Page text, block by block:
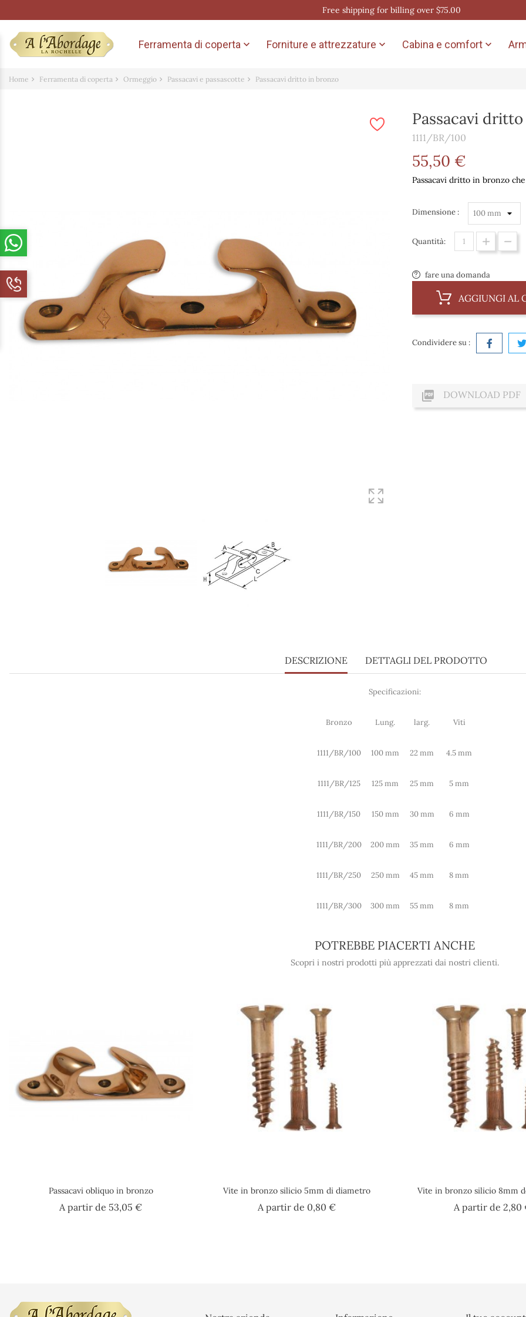
Free shipping for billing over $75.00
Ferramenta di coperta  Forniture e attrezzature  Cabina e comfort 
Home Ferramenta di coperta Ormeggio Passacavi e passascotte Passacavi dritto in bronzo
Passacavi
1111/BR/100
55,50 €
Passacavi dritto in bronzo
Dimensione :
Quantità:
fare una domanda
AGGIUNGI AL
Condividere su :
 DOWNLOAD PDF
DESCRIZIONE DETTAGLI DEL PRODOTTO
Specificazioni:
Bronzo Lung. larg. Viti
1111/BR/100 100 mm 22 mm 4.5 mm
1111/BR/125 125 mm 25 mm 5 mm
1111/BR/150 150 mm 30 mm 6 mm
1111/BR/200 200 mm 35 mm 6 mm
1111/BR/250 250 mm 45 mm 8 mm
1111/BR/300 300 mm 55 mm 8 mm
POTREBBE PIACERTI ANCHE
Scopri i nostri prodotti più apprezzati dai nostri clienti.
Passacavi obliquo in bronzo
A partir de 53,05 €Prezzo
Vite in bronzo silicio 5mm di diametro
A partir de 0,80 €Prezzo
Vite in bronzo silicio 8mm
A partir de 2,80